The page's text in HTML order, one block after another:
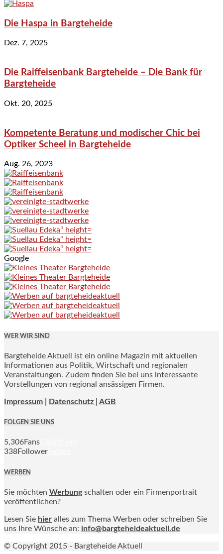
Die Haspa in Bargteheide
Dez. 7, 2025
Die Raiffeisenbank Bargteheide – Die Bank für
Bargteheide
Okt. 20, 2025
Kompetente Beratung und modischer Chic bei
Optiker Scheel in Bargteheide
Aug. 26, 2023
Google
WER WIR SIND
Bargteheide Aktuell ist ein online Magazin mit aktuellen
Informationen aus Politik, Wirtschaft und regionalen
Veranstaltungen. Zudem finden Sie bei uns interessante
Vorstellungen von regional ansässigen Firmen.
Impressum Datenschutz | AGB
FOLGEN SIE UNS
5,306Fans
338Follower
WERBEN
Sie möchten Werbung schalten oder ein Firmenportrait
veröffentlichen?
Lesen Sie hier alles zum Thema Werben oder schreiben Sie
uns Ihre Wünsche an: info@bargteheideaktuell.de
© Copyright 2015 - Bargteheide Aktuell